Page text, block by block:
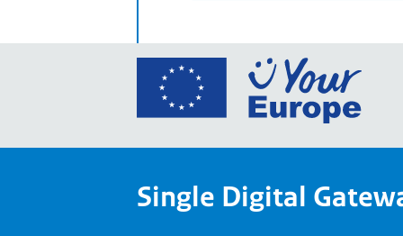
Ga
Your
Single Digital